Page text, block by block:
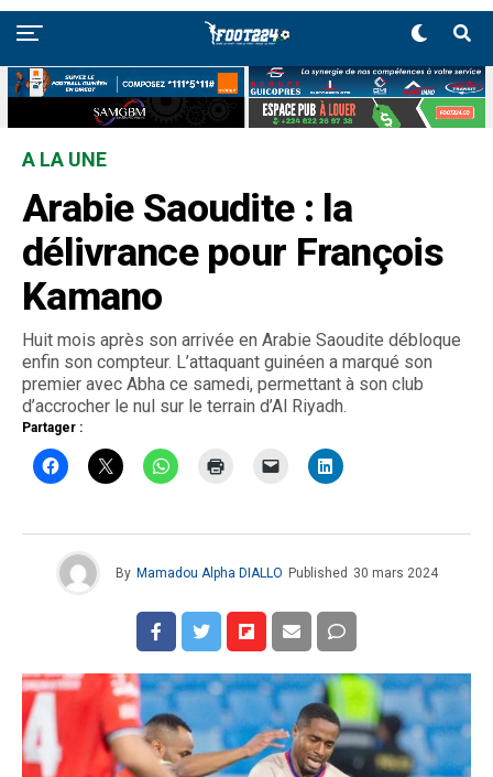
A LA UNE
Arabie Saoudite : la
délivrance pour François
Kamano
Huit mois après son arrivée en Arabie Saoudite débloque
enfin son compteur. L’attaquant guinéen a marqué son
premier avec Abha ce samedi, permettant à son club
d’accrocher le nul sur le terrain d’Al Riyadh.
Partager :
By Mamadou Alpha DIALLO Published 30 mars 2024